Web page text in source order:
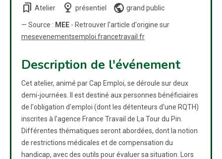
bookmarks Atelier nest_cam_indoor présentiel public grand public
— Source : MEE - Retrouver l'article d'origine sur
mesevenementsemploi.francetravail.fr
Description de l'événement
Cet atelier, animé par Cap Emploi, se déroule sur deux
demi-journées. Il est destiné aux personnes bénéficiaires
de l'obligation d'emploi (dont les détenteurs d'une RQTH)
inscrites à l'agence France Travail de La Tour du Pin.
Différentes thématiques seront abordées, dont la notion
de restrictions médicales et de compensation du
handicap, avec des outils pour évaluer sa situation. Lors